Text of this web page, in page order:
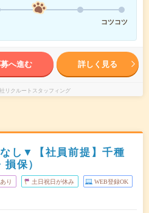
コツコツ
へ進む 詳しく見る
リクルートスタッフィング
し▼【社員前提】千種
保）
り 土日祝日が休み WEB登録OK